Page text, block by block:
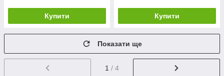
Купити Купити
Показати ще
1 / 4